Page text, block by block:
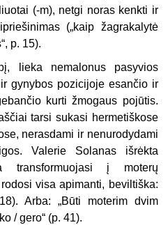
(-m), netgi noras kenkti ir
(„kaip žagrakalytė
p. 15).
lieka nemalonus pasyvios
gynybos pozicijoje esančio ir
kurti žmogaus pojūtis.
tarsi sukasi hermetiškose
nerasdami ir nenurodydami
Valerie Solanas išrėkta
transformuojasi į moterų
visa apimanti, beviltiška:
Arba: „Būti moterim dvim
/ gero“ (p. 41).